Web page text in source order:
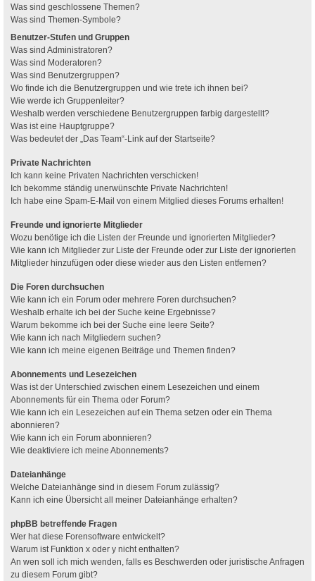
Was sind geschlossene Themen?
Was sind Themen-Symbole?
Benutzer-Stufen und Gruppen
Was sind Administratoren?
Was sind Moderatoren?
Was sind Benutzergruppen?
Wo finde ich die Benutzergruppen und wie trete ich ihnen bei?
Wie werde ich Gruppenleiter?
Weshalb werden verschiedene Benutzergruppen farbig dargestellt?
Was ist eine Hauptgruppe?
Was bedeutet der „Das Team“-Link auf der Startseite?
Private Nachrichten
Ich kann keine Privaten Nachrichten verschicken!
Ich bekomme ständig unerwünschte Private Nachrichten!
Ich habe eine Spam-E-Mail von einem Mitglied dieses Forums erhalten!
Freunde und ignorierte Mitglieder
Wozu benötige ich die Listen der Freunde und ignorierten Mitglieder?
Wie kann ich Mitglieder zur Liste der Freunde oder zur Liste der ignorierten
Mitglieder hinzufügen oder diese wieder aus den Listen entfernen?
Die Foren durchsuchen
Wie kann ich ein Forum oder mehrere Foren durchsuchen?
Weshalb erhalte ich bei der Suche keine Ergebnisse?
Warum bekomme ich bei der Suche eine leere Seite?
Wie kann ich nach Mitgliedern suchen?
Wie kann ich meine eigenen Beiträge und Themen finden?
Abonnements und Lesezeichen
Was ist der Unterschied zwischen einem Lesezeichen und einem
Abonnements für ein Thema oder Forum?
Wie kann ich ein Lesezeichen auf ein Thema setzen oder ein Thema
abonnieren?
Wie kann ich ein Forum abonnieren?
Wie deaktiviere ich meine Abonnements?
Dateianhänge
Welche Dateianhänge sind in diesem Forum zulässig?
Kann ich eine Übersicht all meiner Dateianhänge erhalten?
phpBB betreffende Fragen
Wer hat diese Forensoftware entwickelt?
Warum ist Funktion x oder y nicht enthalten?
An wen soll ich mich wenden, falls es Beschwerden oder juristische Anfragen
zu diesem Forum gibt?